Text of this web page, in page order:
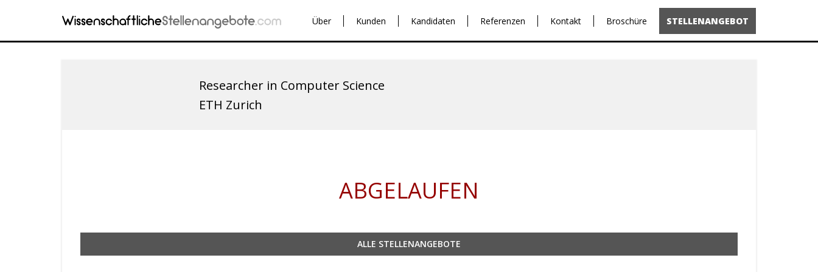
Über Kunden Kandidaten Referenzen Kontakt Broschüre STELLENANGEBOT
Researcher in Computer Science
ETH Zurich
ABGELAUFEN
ALLE STELLENANGEBOTE